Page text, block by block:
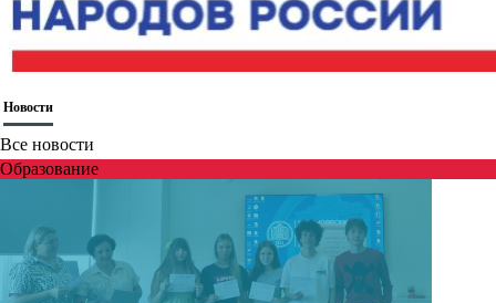
Новости
Все новости
Образование